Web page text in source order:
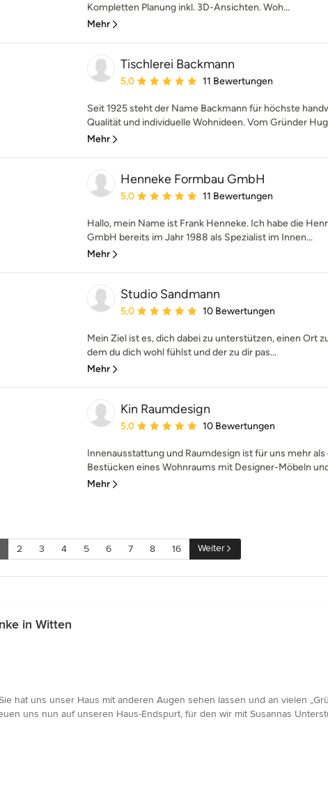
Kompletten Planung inkl. 3D-Ansichten. Woh...
Mehr
Tischlerei Backmann
Durchschnittliche Bewertung: 5 von 5 Sternen
5,0 11 Bewertungen
Seit 1925 steht der Name Backmann für höchste
Qualität und individuelle Wohnideen. Vom Gründer
Mehr
Henneke Formbau GmbH
Durchschnittliche Bewertung: 5 von 5 Sternen
5,0 11 Bewertungen
Hallo, mein Name ist Frank Henneke. Ich habe die
GmbH bereits im Jahr 1988 als Spezialist im Innen...
Mehr
Studio Sandmann
Durchschnittliche Bewertung: 5 von 5 Sternen
5,0 10 Bewertungen
Mein Ziel ist es, dich dabei zu unterstützen, einen Ort
dem du dich wohl fühlst und der zu dir pas...
Mehr
Kin Raumdesign
Durchschnittliche Bewertung: 5 von 5 Sternen
5,0 10 Bewertungen
Innenausstattung und Raumdesign ist für uns mehr als
Bestücken eines Wohnraums mit Designer-Möbeln
Mehr
2 3 4 5 6 7 8 16 Weiter
in Witten
hat uns unser Haus mit anderen Augen sehen lassen und an vielen
uns nun auf unseren Haus-Endspurt, für den wir mit Susannas